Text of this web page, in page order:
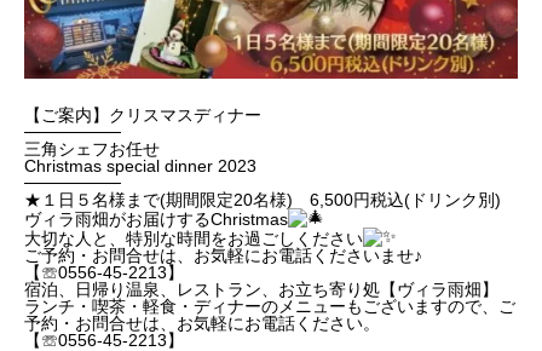
【ご案内】クリスマスディナー
────────
三角シェフお任せ
Christmas special dinner 2023
────────
★１日５名様まで(期間限定20名様) 6,500円税込(ドリンク別)
ヴィラ雨畑がお届けするChristmas
大切な人と、特別な時間をお過ごしください
ご予約・お問合せは、お気軽にお電話くださいませ♪
【☏0556-45-2213】
宿泊、日帰り温泉、レストラン、お立ち寄り処【ヴィラ雨畑】
ランチ・喫茶・軽食・ディナーのメニューもございますので、ご
予約・お問合せは、お気軽にお電話ください。
【☏0556-45-2213】